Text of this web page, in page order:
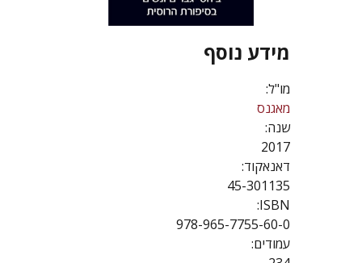
מידע נוסף
מו"ל:
מאגנס
שנה:
2017
דאנאקוד:
45-301135
ISBN:
978-965-7755-60-0
עמודים: